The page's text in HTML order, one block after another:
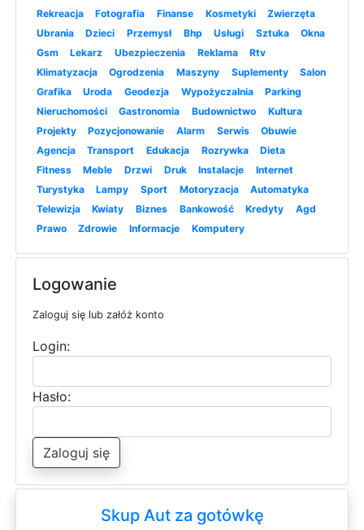
Rekreacja Fotografia Finanse Kosmetyki
Zwierzęta
Ubrania
Dzieci Przemysł Bhp Usługi Sztuka
Okna
Gsm
Lekarz Ubezpieczenia Reklama
Rtv
Klimatyzacja
Ogrodzenia Maszyny Suplementy
Salon
Grafika
Uroda Geodezja Wypożyczalnia
Parking
Nieruchomości
Gastronomia Budownictwo
Kultura
Projekty
Pozycjonowanie Alarm Serwis
Obuwie
Agencja
Transport Edukacja Rozrywka
Dieta
Fitness
Meble Drzwi Druk Instalacje
Internet
Turystyka
Lampy Sport Motoryzacja
Automatyka
Telewizja
Kwiaty Biznes Bankowość Kredyty
Agd
Prawo
Zdrowie Informacje Komputery
Logowanie
Zaloguj się lub załóż konto
Login:
Hasło:
Zaloguj się
Skup Aut za gotówkę